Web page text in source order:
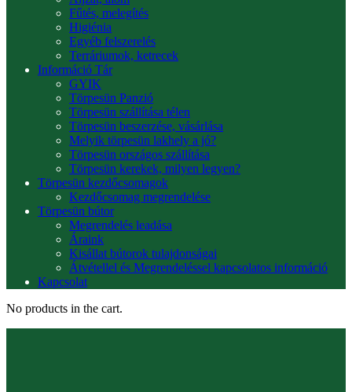
Fűtés, melegítés
Higiénia
Egyéb felszerelés
Terráriumok, ketrecek
Információ Tár
GYIK
Törpesün Panzió
Törpesün szállítása télen
Törpesün beszerzése, vásárlása
Melyik törpesün lakhely a jó?
Törpesün országos szállítása
Törpesün kerekek, milyen legyen?
Törpesün kezdőcsomagok
Kezdőcsomag megrendelése
Törpesün bútor
Megrendelés leadása
Áraink
Kisállat bútorok tulajdonságai
Átvétellel és Megrendeléssel kapcsolatos információ
Kapcsolat
No products in the cart.